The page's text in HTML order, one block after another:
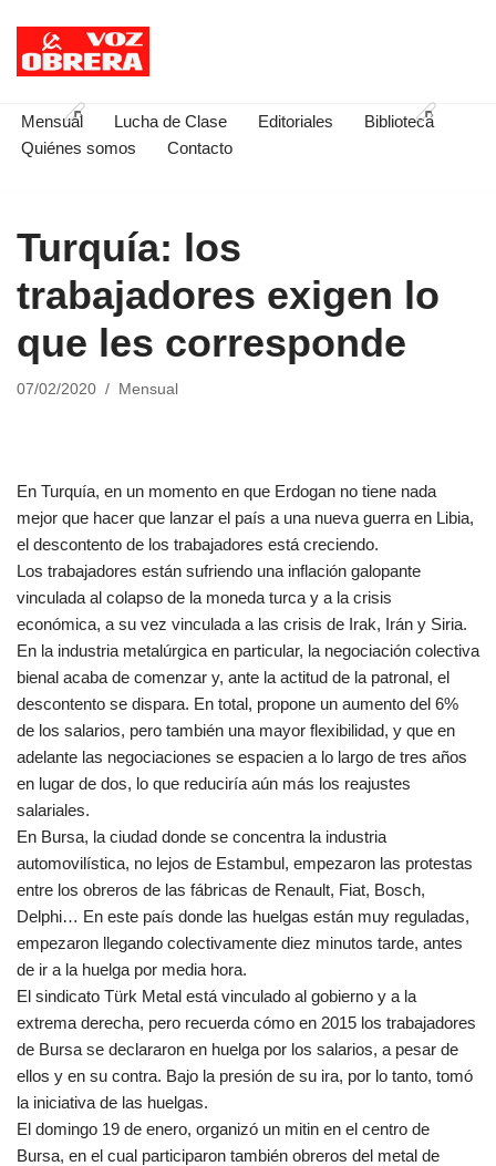
Saltar
contenido
Mensual Lucha de Clase Editoriales
Biblioteca
Quiénes somos
Contacto
Turquía: los
trabajadores exigen lo
que les corresponde
07/02/2020 Mensual
En Turquía, en un momento en que Erdogan no tiene nada
mejor que hacer que lanzar el país a una nueva guerra en Libia,
el descontento de los trabajadores está creciendo.
Los trabajadores están sufriendo una inflación galopante
vinculada al colapso de la moneda turca y a la crisis
económica, a su vez vinculada a las crisis de Irak, Irán y Siria.
En la industria metalúrgica en particular, la negociación colectiva
bienal acaba de comenzar y, ante la actitud de la patronal, el
descontento se dispara. En total, propone un aumento del 6%
de los salarios, pero también una mayor flexibilidad, y que en
adelante las negociaciones se espacien a lo largo de tres años
en lugar de dos, lo que reduciría aún más los reajustes
salariales.
En Bursa, la ciudad donde se concentra la industria
automovilística, no lejos de Estambul, empezaron las protestas
entre los obreros de las fábricas de Renault, Fiat, Bosch,
Delphi… En este país donde las huelgas están muy reguladas,
empezaron llegando colectivamente diez minutos tarde, antes
de ir a la huelga por media hora.
El sindicato Türk Metal está vinculado al gobierno y a la
extrema derecha, pero recuerda cómo en 2015 los trabajadores
de Bursa se declararon en huelga por los salarios, a pesar de
ellos y en su contra. Bajo la presión de su ira, por lo tanto, tomó
la iniciativa de las huelgas.
El domingo 19 de enero, organizó un mitin en el centro de
Bursa, en el cual participaron también obreros del metal de